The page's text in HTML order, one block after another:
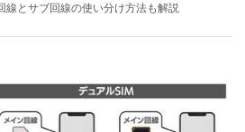
線とサブ回線の使い分け方法も解説